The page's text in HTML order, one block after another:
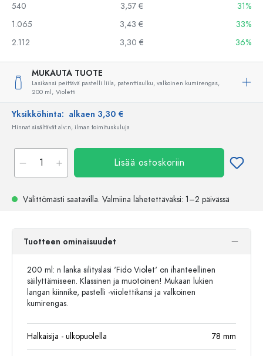
540
3,57 €
31%
1.065
3,43 €
33%
2.112
3,30 € 36%
MUKAUTA TUOTE
Lasikansi peittävä pastelli liila, patenttisulku, valkoinen kumirengas,
200 ml, Violetti
Yksikköhinta: alkaen 3,30 €
Hinnat sisältävät alv:n, ilman toimituskuluja
Lisää ostoskoriin
Välittömästi saatavilla. Valmiina lähetettäväksi: 1–2 päivässä
Tuotteen ominaisuudet
200 ml: n lanka silityslasi 'Fido Violet' on ihanteellinen
säilyttämiseen. Klassinen ja muotoinen! Mukaan lukien
langan kiinnike, pastelli -viiolettikansi ja valkoinen
kumirengas.
Halkaisija - ulkopuolella 78 mm